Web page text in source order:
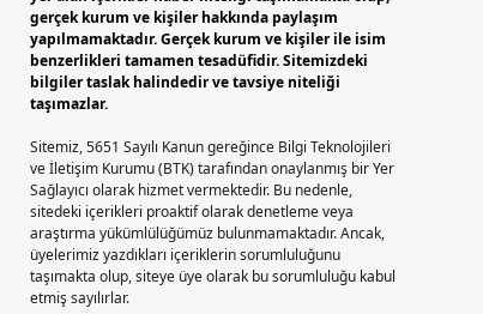
gerçek kurum ve kişiler hakkında paylaşım
yapılmamaktadır. Gerçek kurum ve kişiler ile isim
benzerlikleri tamamen tesadüfidir. Sitemizdeki
bilgiler taslak halindedir ve tavsiye niteliği
taşımazlar.
Sitemiz, 5651 Sayılı Kanun gereğince Bilgi Teknolojileri
ve İletişim Kurumu (BTK) tarafından onaylanmış bir Yer
Sağlayıcı olarak hizmet vermektedir. Bu nedenle,
sitedeki içerikleri proaktif olarak denetleme veya
araştırma yükümlülüğümüz bulunmamaktadır. Ancak,
üyelerimiz yazdıkları içeriklerin sorumluluğunu
taşımakta olup, siteye üye olarak bu sorumluluğu kabul
etmiş sayılırlar.